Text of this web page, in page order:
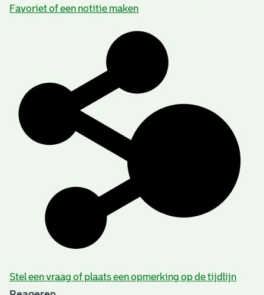
Favoriet of een notitie maken
Stel een vraag of plaats een opmerking op de tijdlijn